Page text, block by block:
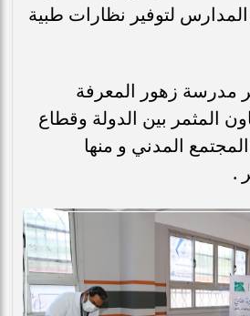
لتوفير نظارات طبية
مدرسة زهور المعرفة
المثمر بين الدولة وقطاع
المدني و منها
.